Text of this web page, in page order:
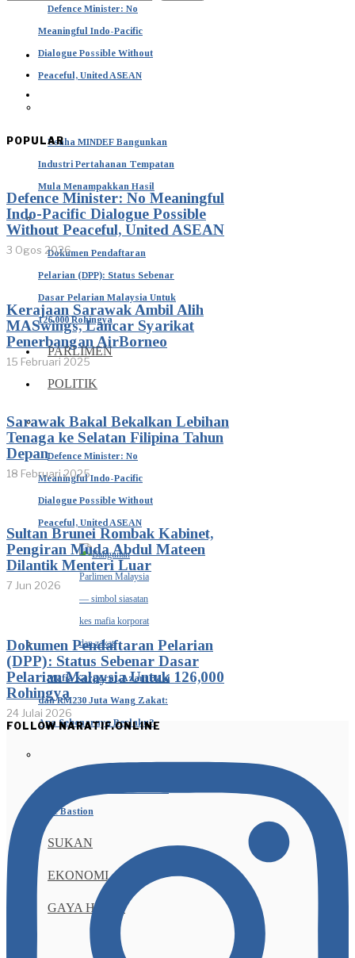
Defence Minister: No
Meaningful Indo-Pacific
Dialogue Possible Without
Peaceful, United ASEAN
Usaha MINDEF Bangunkan
Industri Pertahanan Tempatan
Mula Menampakkan Hasil
Dokumen Pendaftaran
Pelarian (DPP): Status Sebenar
Dasar Pelarian Malaysia Untuk
126,000 Rohingya
PARLIMEN
POLITIK
Defence Minister: No
Meaningful Indo-Pacific
Dialogue Possible Without
Peaceful, United ASEAN
Mafia Korporat, Azam Baki
dan RM230 Juta Wang Zakat:
Apa Sebenarnya Berlaku?
Blue Bastion
SUKAN
EKONOMI
GAYA HIDUP
POPULAR
Defence Minister: No Meaningful
Indo-Pacific Dialogue Possible
Without Peaceful, United ASEAN
3 Ogos 2026
Kerajaan Sarawak Ambil Alih
MASwings, Lancar Syarikat
Penerbangan AirBorneo
15 Februari 2025
Sarawak Bakal Bekalkan Lebihan
Tenaga ke Selatan Filipina Tahun
Depan
18 Februari 2025
Sultan Brunei Rombak Kabinet,
Pengiran Muda Abdul Mateen
Dilantik Menteri Luar
7 Jun 2026
Dokumen Pendaftaran Pelarian
(DPP): Status Sebenar Dasar
Pelarian Malaysia Untuk 126,000
Rohingya
24 Julai 2026
FOLLOW NARATIF.ONLINE